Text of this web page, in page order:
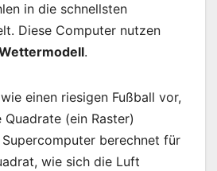
in die schnellsten
Diese Computer nutzen
.
einen riesigen Fußball vor,
(ein Raster)
berechnet für
wie sich die Luft